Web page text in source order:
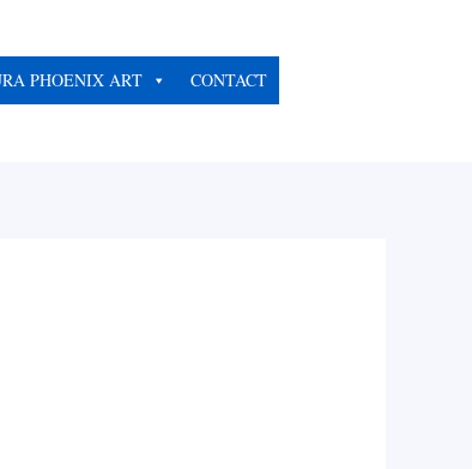
PHOENIX ART CONTACT